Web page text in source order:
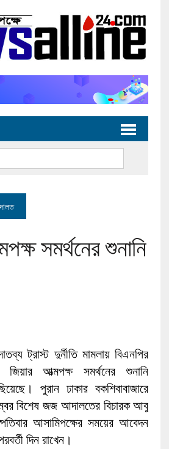
সমর্থনের শুনানি
ট্রাস্ট দুর্নীতি মামলায় বিএনপির
জিয়ার আত্মপক্ষ সমর্থনের শুনানি
পুরান ঢাকার বকশিবাবাজারে
বিশেষ জজ আদালতের বিচারক আবু
আসামিপক্ষের সময়ের আবেদন
দিন রাখেন।